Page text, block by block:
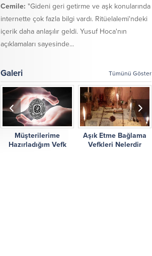
Cemile: "Gideni geri getirme ve aşk konularında
internette çok fazla bilgi vardı. Ritüelalemi'ndeki
içerik daha anlaşılır geldi. Yusuf Hoca'nın
açıklamaları sayesinde...
Galeri Tümünü Göster
Müşterilerime
Hazırladığım Vefk
Aşık Etme Bağlama
Vefkleri Nelerdir